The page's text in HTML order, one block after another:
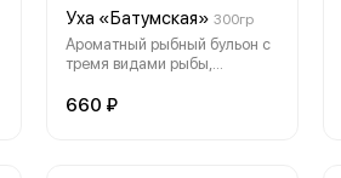
Уха «Батумская» 300гр
Ароматный рыбный бульон с
тремя видами рыбы,
660 ₽